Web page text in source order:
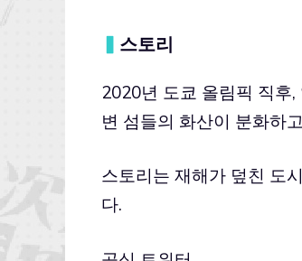
▍ 스토리
2020년 도쿄 올림픽 직후
변 섬들의 화산이 분화하
스토리는 재해가 덮친 도
다.